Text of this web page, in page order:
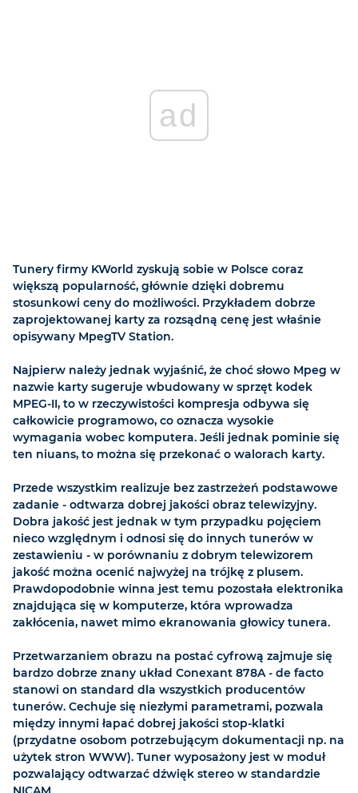
ad
Tunery firmy KWorld zyskują sobie w Polsce coraz
większą popularność, głównie dzięki dobremu
stosunkowi ceny do możliwości. Przykładem dobrze
zaprojektowanej karty za rozsądną cenę jest właśnie
opisywany MpegTV Station.
Najpierw należy jednak wyjaśnić, że choć słowo Mpeg w
nazwie karty sugeruje wbudowany w sprzęt kodek
MPEG-II, to w rzeczywistości kompresja odbywa się
całkowicie programowo, co oznacza wysokie
wymagania wobec komputera. Jeśli jednak pominie się
ten niuans, to można się przekonać o walorach karty.
Przede wszystkim realizuje bez zastrzeżeń podstawowe
zadanie - odtwarza dobrej jakości obraz telewizyjny.
Dobra jakość jest jednak w tym przypadku pojęciem
nieco względnym i odnosi się do innych tunerów w
zestawieniu - w porównaniu z dobrym telewizorem
jakość można ocenić najwyżej na trójkę z plusem.
Prawdopodobnie winna jest temu pozostała elektronika
znajdująca się w komputerze, która wprowadza
zakłócenia, nawet mimo ekranowania głowicy tunera.
Przetwarzaniem obrazu na postać cyfrową zajmuje się
bardzo dobrze znany układ Conexant 878A - de facto
stanowi on standard dla wszystkich producentów
tunerów. Cechuje się niezłymi parametrami, pozwala
między innymi łapać dobrej jakości stop-klatki
(przydatne osobom potrzebującym dokumentacji np. na
użytek stron WWW). Tuner wyposażony jest w moduł
pozwalający odtwarzać dźwięk stereo w standardzie